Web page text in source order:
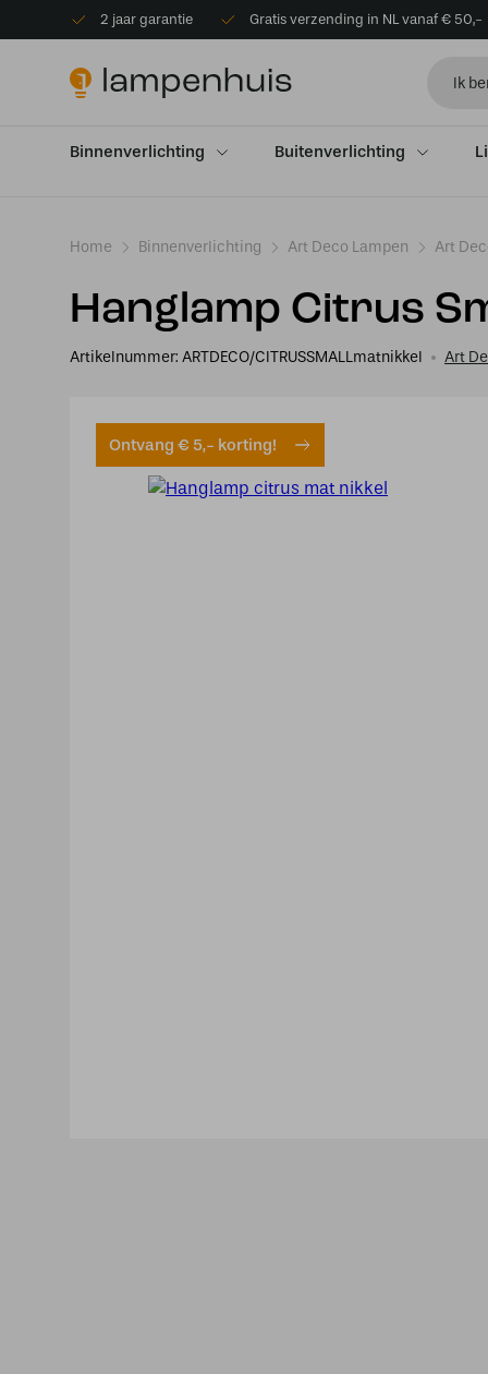
2 jaar garantie Gratis verzending in NL vanaf € 50,-
Binnenverlichting Buitenverlichting
Home Binnenverlichting Art Deco Lampen Art
Hanglamp Citrus
Artikelnummer: ARTDECO/CITRUSSMALLmatnikkel Art
Ontvang € 5,- korting!